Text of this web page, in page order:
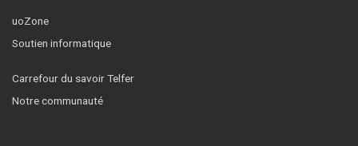
uoZone
Soutien informatique
Carrefour du savoir Telfer
Notre communauté